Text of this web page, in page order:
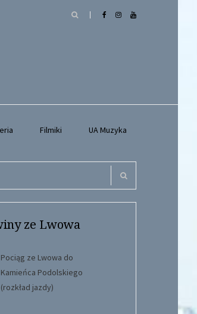
Filmiki UA Muzyka
Search
ze Lwowa
Pociąg ze Lwowa do
Kamieńca Podolskiego
(rozkład jazdy)